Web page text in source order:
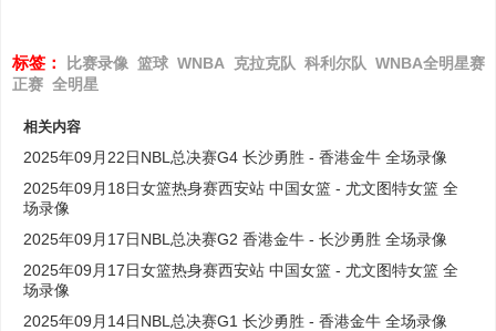
标签： 比赛录像 篮球 WNBA 克拉克队 科利尔队
WNBA全明星赛
正赛 全明星
相关内容
2025年09月22日NBL总决赛G4 长沙勇胜 - 香港金牛 全场录像
2025年09月18日女篮热身赛西安站 中国女篮 - 尤文图特女篮 全
场录像
2025年09月17日NBL总决赛G2 香港金牛 - 长沙勇胜 全场录像
2025年09月17日女篮热身赛西安站 中国女篮 - 尤文图特女篮 全
场录像
2025年09月14日NBL总决赛G1 长沙勇胜 - 香港金牛 全场录像